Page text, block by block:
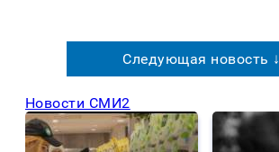
Следующая новость ↓
Новости СМИ2